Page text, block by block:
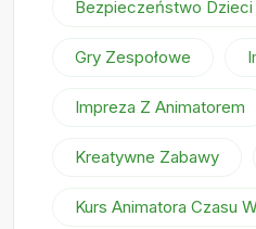
Bezpieczeństwo Dzieci
Gry Zespołowe
Impreza Z Animatorem
Kreatywne Zabawy
Kurs Animatora Czasu